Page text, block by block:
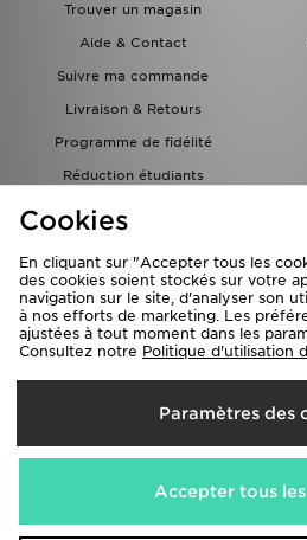
Trouver un magasin
Aide & Contact
Suivre ma commande
Livraison & Retours
Programme de fidélité
Réduction étudiants
Carte Cadeau
Livraison
France
Nous acceptons les méthodes
Cookies
En cliquant sur "Accepter tous les
des cookies soient stockés sur votre
navigation sur le site, d'analyser son
à nos efforts de marketing. Les
ajustées à tout moment dans les
Consultez notre Politique d'utilisation
Paramètres des
Accepter tous